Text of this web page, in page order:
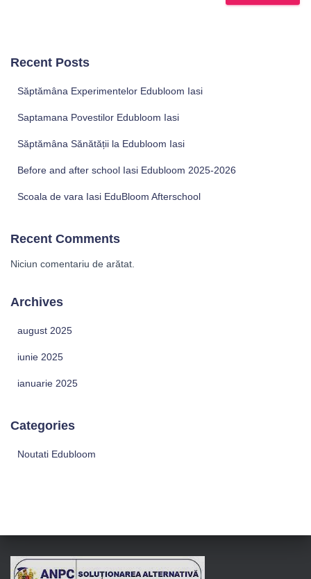
Recent Posts
Săptămâna Experimentelor Edubloom Iasi
Saptamana Povestilor Edubloom Iasi
Săptămâna Sănătății la Edubloom Iasi
Before and after school Iasi Edubloom 2025-2026
Scoala de vara Iasi EduBloom Afterschool
Recent Comments
Niciun comentariu de arătat.
Archives
august 2025
iunie 2025
ianuarie 2025
Categories
Noutati Edubloom